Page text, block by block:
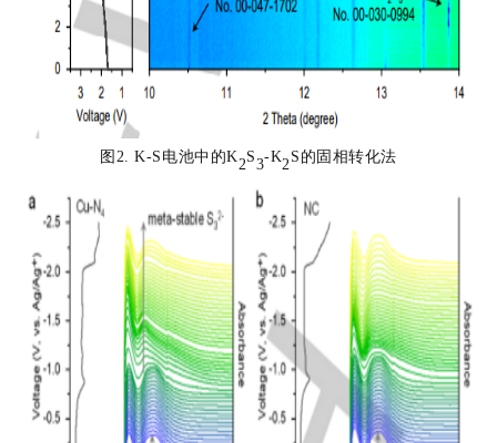
图2. K-S电池中的K2S3-K2S的固相转化法